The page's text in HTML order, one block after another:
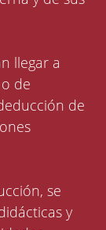
llegar a
o de
de
se
y